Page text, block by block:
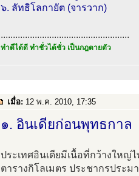
๖. ลัทธิโลกายัต (จารวาก)
.....................................................
ทำดีได้ดี ทำชั่วได้ชั่ว เป็นกฎตายตัว
เมื่อ: 12 พ.ค. 2010, 17:35
๑. อินเดียก่อนพุทธกาล
ประเทศอินเดียมีเนื้อที่กว้างให
ตารางกิโลเมตร ประชากรประ